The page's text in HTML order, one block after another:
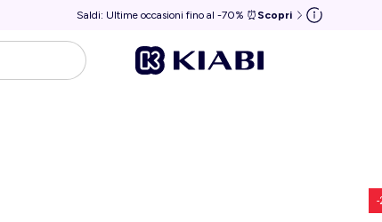
Saldi: Ultime occasioni fino al -70% ⏰ Scopri
-